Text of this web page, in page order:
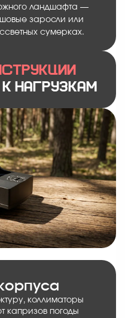
ландшафта —
заросли или
сумерках.
нагрузкам
коллиматоры
капризов погоды